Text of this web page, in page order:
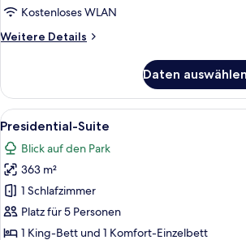
Kostenloses WLAN
Weitere Details
Weitere
Zimmer
Daten
Alle
Fotos
für
Presidential-
Suite
anzeigen
9
Presidential-Suite
Blick auf den Park
363 m²
1 Schlafzimmer
Platz für 5 Personen
1 King-Bett und 1 Komfort-Einzelbett